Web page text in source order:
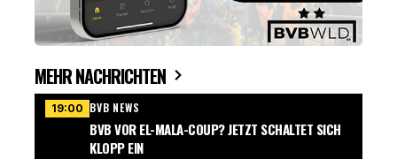
MEHR NACHRICHTEN
19:00 BVB NEWS
BVB VOR EL-MALA-COUP? JETZT SCHALTET SICH
KLOPP EIN